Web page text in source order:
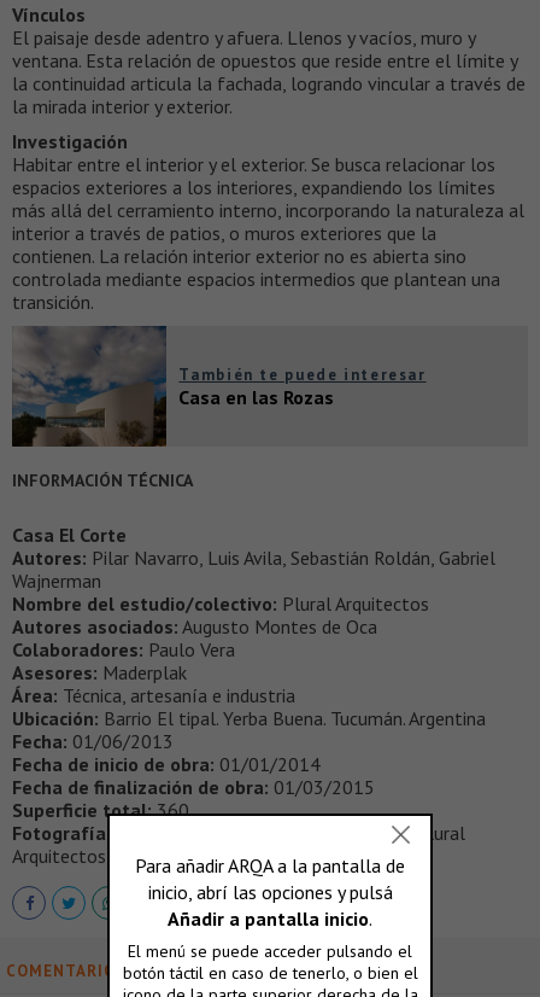
Vínculos
El paisaje desde adentro y afuera. Llenos y vacíos, muro y
ventana. Esta relación de opuestos que reside entre el límite y
la continuidad articula la fachada, logrando vincular a través de
la mirada interior y exterior.
Investigación
Habitar entre el interior y el exterior. Se busca relacionar los
espacios exteriores a los interiores, expandiendo los límites
más allá del cerramiento interno, incorporando la naturaleza al
interior a través de patios, o muros exteriores que la
contienen. La relación interior exterior no es abierta sino
controlada mediante espacios intermedios que plantean una
transición.
También te puede interesar
Casa en las Rozas
INFORMACIÓN TÉCNICA
Casa El Corte
Autores: Pilar Navarro, Luis Avila, Sebastián Roldán, Gabriel
Wajnerman
Nombre del estudio/colectivo: Plural Arquitectos
Autores asociados: Augusto Montes de Oca
Colaboradores: Paulo Vera
Asesores: Maderplak
Área: Técnica, artesanía e industria
Ubicación: Barrio El tipal. Yerba Buena. Tucumán. Argentina
Fecha: 01/06/2013
Fecha de inicio de obra: 01/01/2014
Fecha de finalización de obra: 01/03/2015
Superficie total:360
Fotografías:
Benjamín Soler, Matías Salvatierra, Plural
Arquitectos
COMENTARIOS